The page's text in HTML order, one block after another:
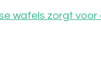
wafels zorgt